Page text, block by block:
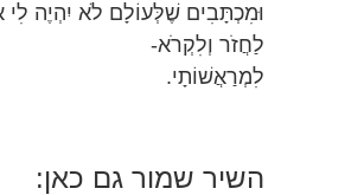
וּמִכְתָּבִים שֶׁלְּעוֹלָם לֹא יִהְיֶה לִי
לַחֲזֹר וְלִקְרֹא-
לִמְרַאֲשׁוֹתָי.
השיר שמור גם כאן: